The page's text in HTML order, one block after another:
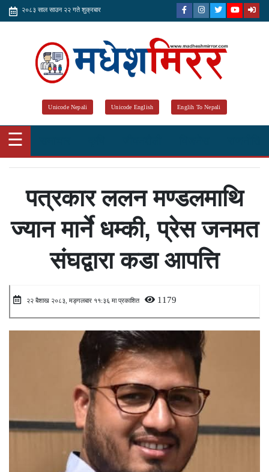
२०८३ साल साउन २२ गते शुक्रबार
Unicode Nepali Unicode English Englih To Nepali
☰
पत्रकार ललन मण्डलमाथि
ज्यान मार्ने धम्की, प्रेस जनमत
संघद्वारा कडा आपत्ति
२२ ब‌ैशाख २०८३, मङ्गलबार ११:३६ मा प्रकाशित 1179